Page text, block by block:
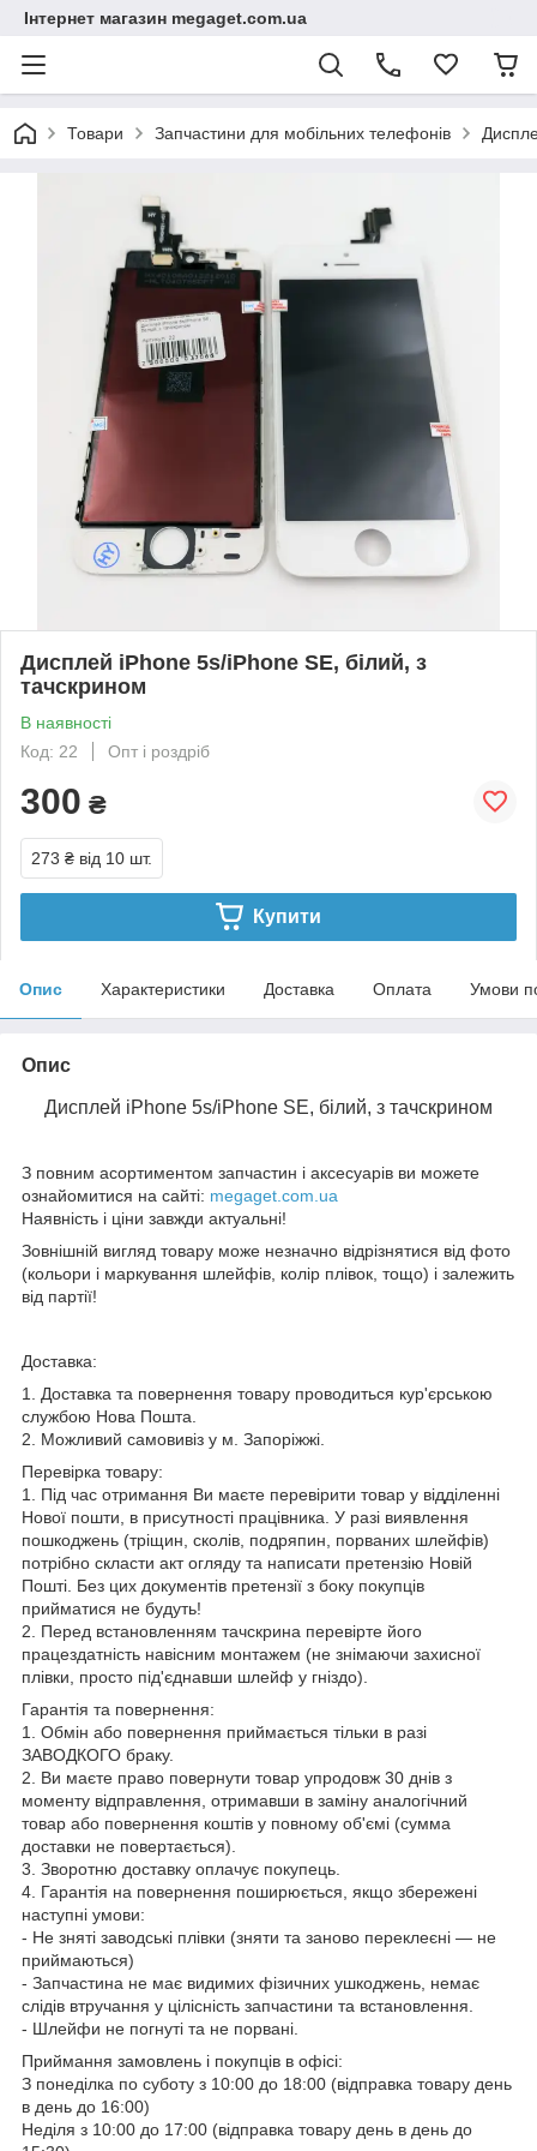
Інтернет магазин megaget.com.ua
Товари Запчастини для мобільних телефонів
Дисплей iPhone 5s/iPhone SE, білий, з
тачскрином
В наявності
Код: 22
Опт і роздріб
300 ₴
273 ₴ від 10 шт.
Купити
Опис Характеристики Доставка Оплата Умови
Опис
Дисплей iPhone 5s/iPhone SE, білий, з тачскрином
З повним асортиментом запчастин і аксесуарів ви можете
ознайомитися на сайті: megaget.com.ua
Наявність і ціни завжди актуальні!
Зовнішній вигляд товару може незначно відрізнятися від фото
(кольори і маркування шлейфів, колір плівок, тощо) і залежить
від партії!
Доставка:
1. Доставка та повернення товару проводиться кур'єрською
службою Нова Пошта.
2. Можливий самовивіз у м. Запоріжжі.
Перевірка товару:
1. Під час отримання Ви маєте перевірити товар у відділенні
Нової пошти, в присутності працівника. У разі виявлення
пошкоджень (тріщин, сколів, подряпин, порваних шлейфів)
потрібно скласти акт огляду та написати претензію Новій
Пошті. Без цих документів претензії з боку покупців
прийматися не будуть!
2. Перед встановленням тачскрина перевірте його
працездатність навісним монтажем (не знімаючи захисної
плівки, просто під'єднавши шлейф у гніздо).
Гарантія та повернення:
1. Обмін або повернення приймається тільки в разі
ЗАВОДКОГО браку.
2. Ви маєте право повернути товар упродовж 30 днів з
моменту відправлення, отримавши в заміну аналогічний
товар або повернення коштів у повному об'ємі (сумма
доставки не повертається).
3. Зворотню доставку оплачує покупець.
4. Гарантія на повернення поширюється, якщо збережені
наступні умови:
- Не зняті заводські плівки (зняти та заново переклеєні — не
приймаються)
- Запчастина не має видимих фізичних ушкоджень, немає
слідів втручання у цілісність запчастини та встановлення.
- Шлейфи не погнуті та не порвані.
Приймання замовлень і покупців в офісі:
З понеділка по суботу з 10:00 до 18:00 (відправка товару день
в день до 16:00)
Неділя з 10:00 до 17:00 (відправка товару день в день до